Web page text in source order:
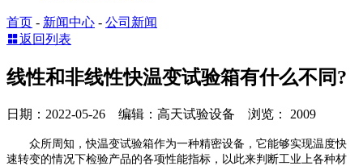
首页 - 新闻中心 - 公司新闻
返回列表
线性和非线性快温变试验箱有什么不同?
日期：2022-05-26 编辑：高天试验设备 浏览： 2009
众所周知，快温变试验箱作为一种精密设备，它能够实现温度快
速转变的情况下检验产品的各项性能指标，以此来判断工业上各种材